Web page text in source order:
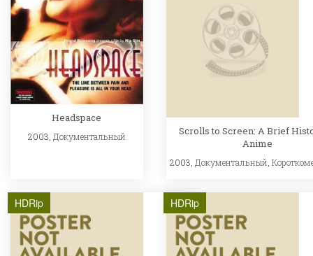
Headspace
2003, Документальный
Scrolls to Screen: A Brief
Anime
2003, Документальный ,
HDRip HDRip